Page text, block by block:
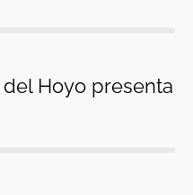
del Hoyo presenta